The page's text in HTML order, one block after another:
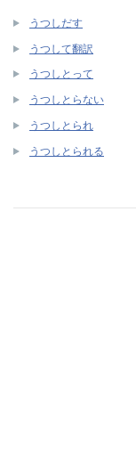
うつしだす
うつして翻訳
うつしとって
うつしとらない
うつしとられ
うつしとられる